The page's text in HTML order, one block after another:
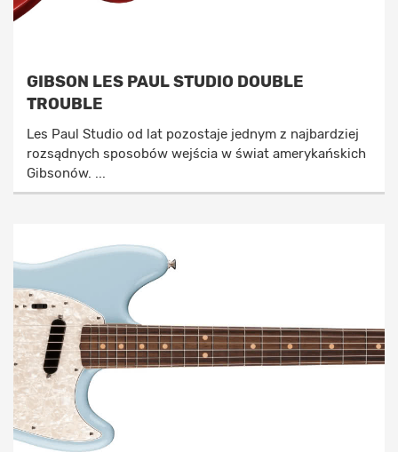
GIBSON LES PAUL STUDIO DOUBLE
TROUBLE
Les Paul Studio od lat pozostaje jednym z najbardziej
rozsądnych sposobów wejścia w świat amerykańskich
Gibsonów. ...